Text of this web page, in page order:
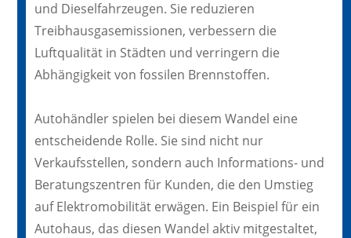
und Dieselfahrzeugen. Sie reduzieren
Treibhausgasemissionen, verbessern die
Luftqualität in Städten und verringern die
Abhängigkeit von fossilen Brennstoffen.
Autohändler spielen bei diesem Wandel eine
entscheidende Rolle. Sie sind nicht nur
Verkaufsstellen, sondern auch Informations- und
Beratungszentren für Kunden, die den Umstieg
auf Elektromobilität erwägen. Ein Beispiel für ein
Autohaus, das diesen Wandel aktiv mitgestaltet,